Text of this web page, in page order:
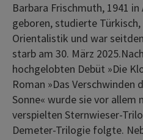
Barbara Frischmuth, 1941
geboren, studierte
Orientalistik und war
starb am 30. März
hochgelobten Debüt »Die
Roman »Das Verschwinden
Sonne« wurde sie vor allem
verspielten Sternwieser-
Demeter-Trilogie folgte.